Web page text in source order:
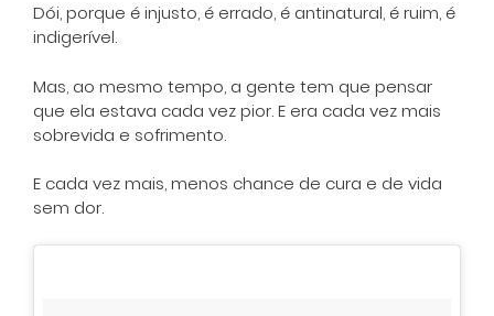
Dói, porque é injusto, é errado, é antinatural, é ruim, é
indigerível.
Mas, ao mesmo tempo, a gente tem que pensar
que ela estava cada vez pior. E era cada vez mais
sobrevida e sofrimento.
E cada vez mais, menos chance de cura e de vida
sem dor.